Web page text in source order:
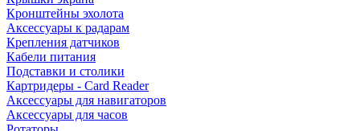
Кронштейны эхолота
Аксессуары к радарам
Крепления датчиков
Кабели питания
Подставки и столики
Картридеры - Card Reader
Аксессуары для навигаторов
Аксессуары для часов